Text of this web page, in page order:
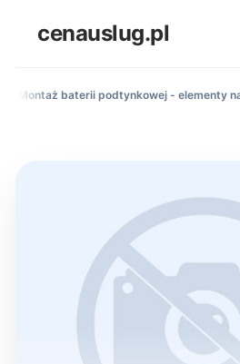
cenauslug.pl
Montaż baterii podtynkowej - elementy